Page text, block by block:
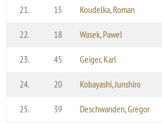
21. 15 Koudelka, Roman
22. 18 Wasek, Pawel
23. 45 Geiger, Karl
24. 20 Kobayashi, Junshiro
25. 39 Deschwanden, Gregor